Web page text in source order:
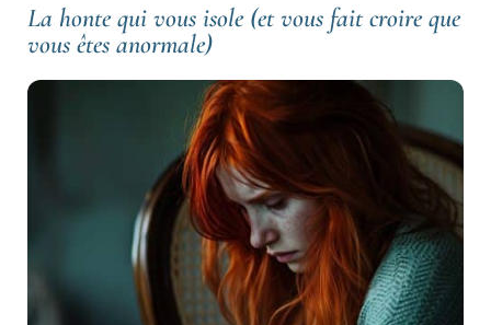
La honte qui vous isole (et vous fait croire que
vous êtes anormale)